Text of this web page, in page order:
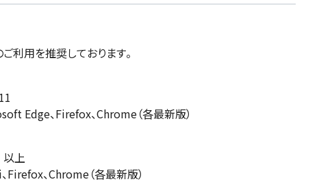
利用を推奨しております。
Edge、Firefox、Chrome（各最新版）
以上
Firefox、Chrome（各最新版）